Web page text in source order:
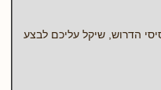
הדרוש, שיקל עליכם לבצע